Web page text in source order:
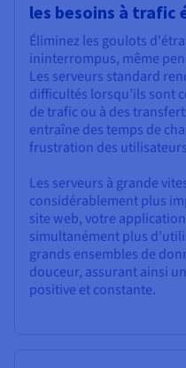
les besoins à trafic
Éliminez les goulots
ininterrompus, même
Les serveurs standard
difficultés lorsqu’ils sont
de trafic ou à des
entraîne des temps de
frustration des
Les serveurs à grande
considérablement plus
site web, votre
simultanément plus
grands ensembles de
douceur, assurant ainsi
positive et constante.